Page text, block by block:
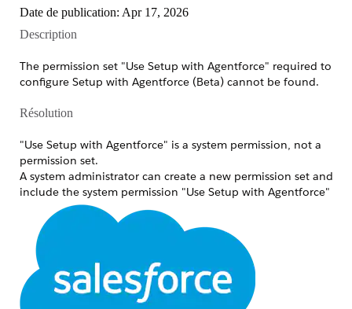
Date de publication: Apr 17, 2026
Description
The permission set "Use Setup with Agentforce" required to
configure Setup with Agentforce (Beta) cannot be found.
Résolution
"Use Setup with Agentforce" is a system permission, not a
permission set.
A system administrator can create a new permission set and
include the system permission "Use Setup with Agentforce"
Ressources supplémentaires
Assign Required Permissions and Access for Setup with
Agentforce (Beta)